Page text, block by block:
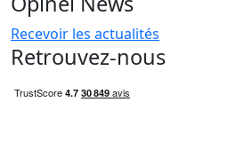
Recevoir les actualités
Retrouvez-nous